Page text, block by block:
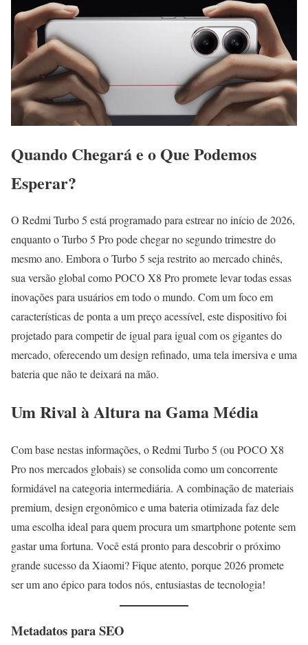
Quando Chegará e o Que Podemos
Esperar?
O Redmi Turbo 5 está programado para estrear no início de 2026,
enquanto o Turbo 5 Pro pode chegar no segundo trimestre do
mesmo ano. Embora o Turbo 5 seja restrito ao mercado chinês,
sua versão global como POCO X8 Pro promete levar todas essas
inovações para usuários em todo o mundo. Com um foco em
características de ponta a um preço acessível, este dispositivo foi
projetado para competir de igual para igual com os gigantes do
mercado, oferecendo um design refinado, uma tela imersiva e uma
bateria que não te deixará na mão.
Um Rival à Altura na Gama Média
Com base nestas informações, o Redmi Turbo 5 (ou POCO X8
Pro nos mercados globais) se consolida como um concorrente
formidável na categoria intermediária. A combinação de materiais
premium, design ergonômico e uma bateria otimizada faz dele
uma escolha ideal para quem procura um smartphone potente sem
gastar uma fortuna. Você está pronto para descobrir o próximo
grande sucesso da Xiaomi? Fique atento, porque 2026 promete
ser um ano épico para todos nós, entusiastas de tecnologia!
Metadatos para SEO